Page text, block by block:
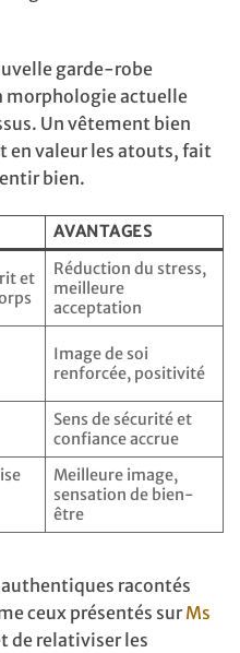
garde-robe
morphologie actuelle
Un vêtement bien
valeur les atouts, fait
bien.
AVANTAGES
et
Réduction du stress,
meilleure
acceptation
Image de soi
renforcée, positivité
Sens de sécurité et
confiance accrue
Meilleure image,
sensation de bien-
être
authentiques racontés
ceux présentés surMs
de relativiser les